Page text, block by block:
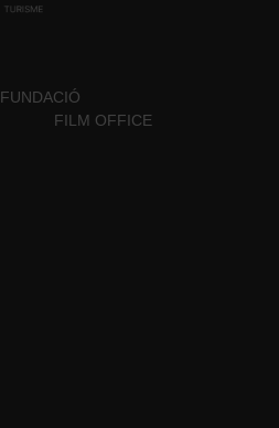
FUNDACIÓ
FILM OFFICE